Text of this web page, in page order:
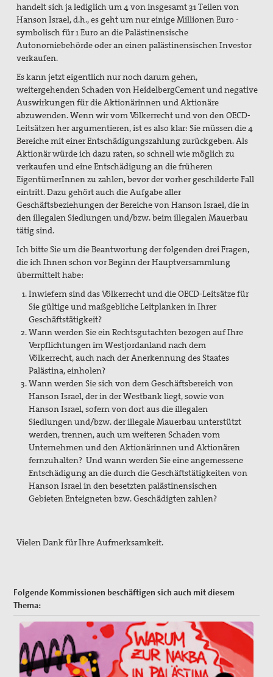
handelt sich ja lediglich um 4 von insgesamt 31 Teilen von
Hanson Israel, d.h., es geht um nur einige Millionen Euro -
symbolisch für 1 Euro an die Palästinensische
Autonomiebehörde oder an einen palästinensischen Investor
verkaufen.
Es kann jetzt eigentlich nur noch darum gehen,
weitergehenden Schaden von HeidelbergCement und negative
Auswirkungen für die Aktionärinnen und Aktionäre
abzuwenden. Wenn wir vom Völkerrecht und von den OECD-
Leitsätzen her argumentieren, ist es also klar: Sie müssen die 4
Bereiche mit einer Entschädigungszahlung zurückgeben. Als
Aktionär würde ich dazu raten, so schnell wie möglich zu
verkaufen und eine Entschädigung an die früheren
EigentümerInnen zu zahlen, bevor der vorher geschilderte Fall
eintritt. Dazu gehört auch die Aufgabe aller
Geschäftsbeziehungen der Bereiche von Hanson Israel, die in
den illegalen Siedlungen und/bzw. beim illegalen Mauerbau
tätig sind.
Ich bitte Sie um die Beantwortung der folgenden drei Fragen,
die ich Ihnen schon vor Beginn der Hauptversammlung
übermittelt habe:
Inwiefern sind das Völkerrecht und die OECD-Leitsätze für
Sie gültige und maßgebliche Leitplanken in Ihrer
Geschäftstätigkeit?
Wann werden Sie ein Rechtsgutachten bezogen auf Ihre
Verpflichtungen im Westjordanland nach dem
Völkerrecht, auch nach der Anerkennung des Staates
Palästina, einholen?
Wann werden Sie sich von dem Geschäftsbereich von
Hanson Israel, der in der Westbank liegt, sowie von
Hanson Israel, sofern von dort aus die illegalen
Siedlungen und/bzw. der illegale Mauerbau unterstützt
werden, trennen, auch um weiteren Schaden vom
Unternehmen und den Aktionärinnen und Aktionären
fernzuhalten? Und wann werden Sie eine angemessene
Entschädigung an die durch die Geschäftstätigkeiten von
Hanson Israel in den besetzten palästinensischen
Gebieten Enteigneten bzw. Geschädigten zahlen?
Vielen Dank für Ihre Aufmerksamkeit.
Folgende Kommissionen beschäftigen sich auch mit diesem
Thema: